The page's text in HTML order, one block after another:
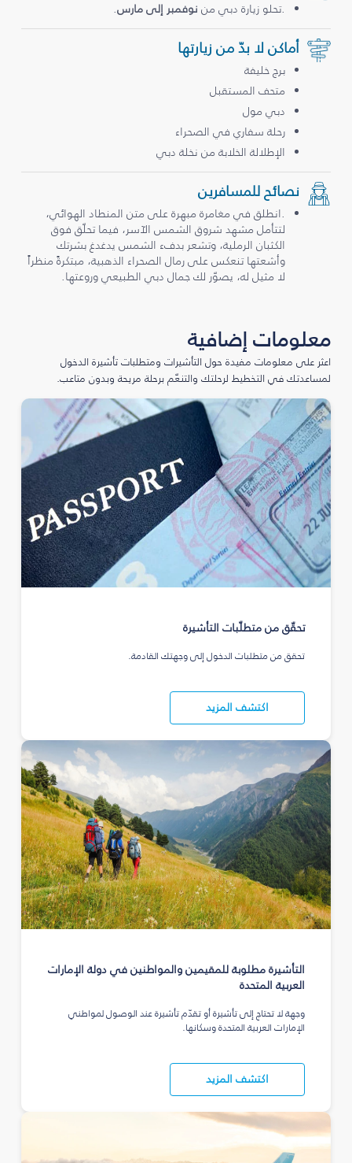
.تحلو زيارة دبي من نوفمبر إلى مارس.
أماكن لا بدّ من زيارتها
برج خليفة
متحف المستقبل
دبي مول
رحلة سفاري في الصحراء
الإطلالة الخلابة من نخلة دبي
نصائح للمسافرين
.انطلق في مغامرة مبهرة على متن المنطاد الهوائي،
لتتأمل مشهد شروق الشمس الآسر، فيما تحلّق فوق
الكثبان الرملية، وتشعر بدفء الشمس يدغدغ بشرتك
وأشعتها تنعكس على رمال الصحراء الذهبية، مبتكرةً منظراً
لا مثيل له، يصوّر لك جمال دبي الطبيعي وروعتها.
معلومات إضافية
اعثر على معلومات مفيدة حول التأشيرات ومتطلبات تأشيرة الدخول
لمساعدتك في التخطيط لرحلتك والتنعّم برحلة مريحة وبدون متاعب.
تحقّق من متطلّبات التأشيرة
تحقق من متطلبات الدخول إلى وجهتك القادمة.
اكتشف المزيد
التأشيرة مطلوبة للمقيمين والمواطنين في دولة الإمارات
العربية المتحدة
وجهة لا تحتاج إلى تأشيرة أو تقدّم تأشيرة عند الوصول لمواطني
الإمارات العربية المتحدة وسكانها.
اكتشف المزيد